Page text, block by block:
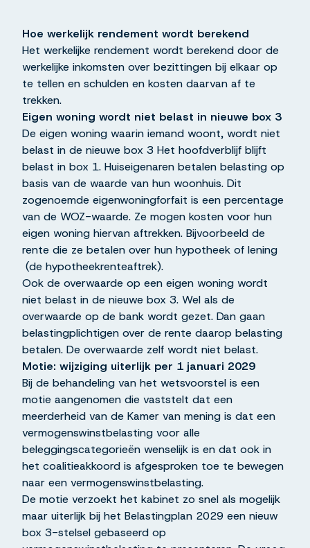
Hoe werkelijk rendement wordt berekend
Het werkelijke rendement wordt berekend door de
werkelijke inkomsten over bezittingen bij elkaar op
te tellen en schulden en kosten daarvan af te
trekken.
Eigen woning wordt niet belast in nieuwe box 3
De eigen woning waarin iemand woont, wordt niet
belast in de nieuwe box 3 Het hoofdverblijf blijft
belast in box 1. Huiseigenaren betalen belasting op
basis van de waarde van hun woonhuis. Dit
zogenoemde eigenwoningforfait is een percentage
van de WOZ-waarde. Ze mogen kosten voor hun
eigen woning hiervan aftrekken. Bijvoorbeeld de
rente die ze betalen over hun hypotheek of lening
(de hypotheekrenteaftrek).
Ook de overwaarde op een eigen woning wordt
niet belast in de nieuwe box 3. Wel als de
overwaarde op de bank wordt gezet. Dan gaan
belastingplichtigen over de rente daarop belasting
betalen. De overwaarde zelf wordt niet belast.
Motie: wijziging uiterlijk per 1 januari 2029
Bij de behandeling van het wetsvoorstel is een
motie aangenomen die vaststelt dat een
meerderheid van de Kamer van mening is dat een
vermogenswinstbelasting voor alle
beleggingscategorieën wenselijk is en dat ook in
het coalitieakkoord is afgesproken toe te bewegen
naar een vermogenswinstbelasting.
De motie verzoekt het kabinet zo snel als mogelijk
maar uiterlijk bij het Belastingplan 2029 een nieuw
box 3-stelsel gebaseerd op